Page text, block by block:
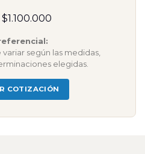
según las medidas,
elegidas.
COTIZACIÓN